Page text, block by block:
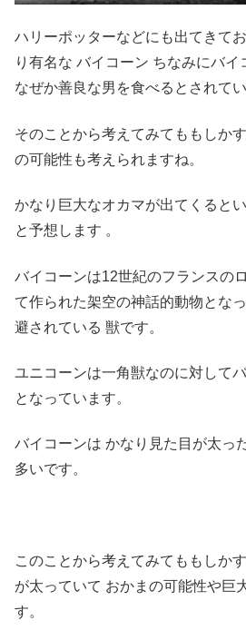
ハリーポッターなどにも出てきて
り有名な バイコーン ちなみにバ
なぜか善良な男を食べるとされてい
そのことから考えてみてももしか
の可能性も考えられますね。
かなり巨大なオカマが出てくると
と予想します 。
バイコーンは12世紀のフランスの
て作られた架空の神話的動物とな
避されている 獣です。
ユニコーンは一角獣なのに対して
となっています。
バイコーンは かなり見た目が太っ
多いです。
このことから考えてみてももしか
が太っていて おかまの可能性や巨
す。